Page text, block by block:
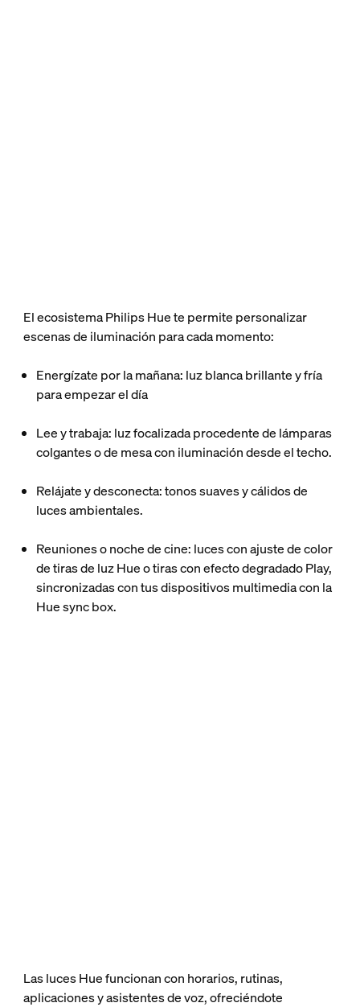
El ecosistema Philips Hue te permite personalizar
escenas de iluminación para cada momento:
Energízate por la mañana: luz blanca brillante y fría
para empezar el día
Lee y trabaja: luz focalizada procedente de lámparas
colgantes o de mesa con iluminación desde el techo.
Relájate y desconecta: tonos suaves y cálidos de
luces ambientales.
Reuniones o noche de cine: luces con ajuste de color
de tiras de luz Hue o tiras con efecto degradado Play,
sincronizadas con tus dispositivos multimedia con la
Hue sync box.
Las luces Hue funcionan con horarios, rutinas,
aplicaciones y asistentes de voz, ofreciéndote